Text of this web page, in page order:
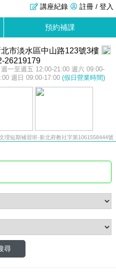
註冊 / 登入
講座紀錄
預約補課
北市淡水區中山路123號3樓
26219179
週一至週五 12:00-21:00 週六 09:00-
週日 09:00-17:00 (假日營業時間)
理短期補習班-新北府教社字第1061558444號